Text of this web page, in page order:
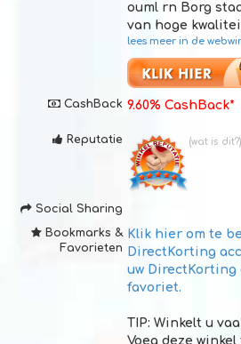
ouml rn Borg
van hoge
lees meer in de
CashBack 9.60% CashBack*
Reputatie (wat is dit?)
Social Sharing
Bookmarks &
Favorieten
Klik hier om te
DirectKorting
uw DirectKorting
favoriet.
TIP: Winkelt u
Voeg deze